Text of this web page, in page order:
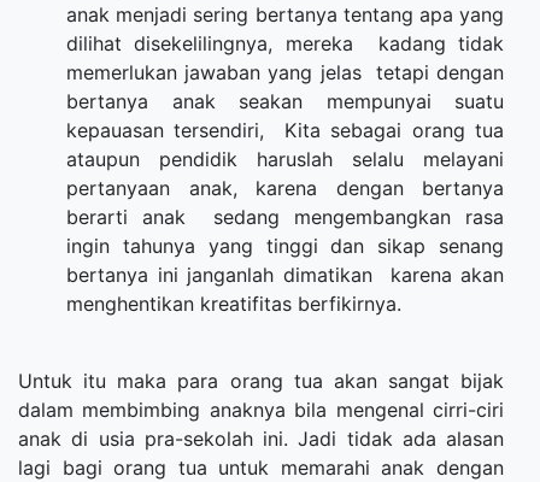
anak menjadi sering bertanya tentang apa yang
dilihat disekelilingnya, mereka kadang tidak
memerlukan jawaban yang jelas tetapi dengan
bertanya anak seakan mempunyai suatu
kepauasan tersendiri, Kita sebagai orang tua
ataupun pendidik haruslah selalu melayani
pertanyaan anak, karena dengan bertanya
berarti anak sedang mengembangkan rasa
ingin tahunya yang tinggi dan sikap senang
bertanya ini janganlah dimatikan karena akan
menghentikan kreatifitas berfikirnya.
Untuk itu maka para orang tua akan sangat bijak
dalam membimbing anaknya bila mengenal cirri-ciri
anak di usia pra-sekolah ini. Jadi tidak ada alasan
lagi bagi orang tua untuk memarahi anak dengan